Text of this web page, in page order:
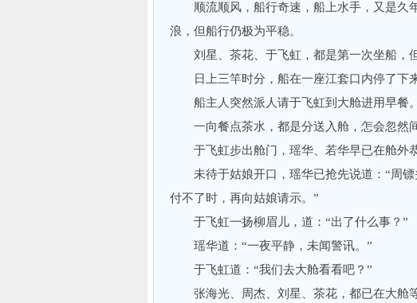
顺流顺风，船行奇速，船上水手，又是久
浪，但船行仍极为平稳。
刘星、茶花、于飞虹，都是第一次坐船，但
日上三竿时分，船在一座江套口内停了下来
船主人突然派人请于飞虹到大舱进用早餐。
一向餐点茶水，都是分送入舱，怎会忽然
于飞虹步出舱门，瑶华、若华早已在舱外恭
未待于姑娘开口，瑶华已抢先说道：“周镖
付不了时，再向姑娘请示。”
于飞虹一扬柳眉儿，道：“出了什么事？”
瑶华道：“一夜平静，未闻警讯。”
于飞虹道：“我们去大舱看看吧？”
张海光、周杰、刘星、茶花，都已在大舱等